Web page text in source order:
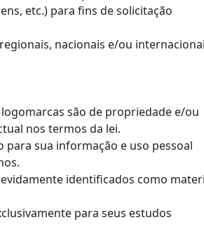
etc.) para fins de solicitação
nacionais e/ou
são de propriedade e/ou
nos termos da lei.
para sua informação e uso pessoal
identificados como
para seus estudos